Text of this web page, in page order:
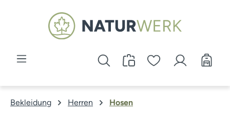
Zum Hauptinhalt springen
Bekleidung Herren Hosen